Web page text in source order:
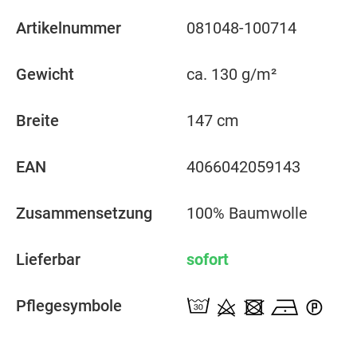
Artikelnummer 081048-100714
Gewicht ca. 130 g/m²
Breite 147 cm
EAN 4066042059143
Zusammensetzung 100% Baumwolle
Lieferbar sofort
Pflegesymbole